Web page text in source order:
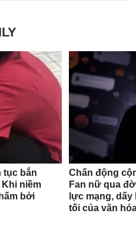
tục bắn
niềm
bởi
Chấn động
Fan nữ qua
lực mạng,
tối của văn